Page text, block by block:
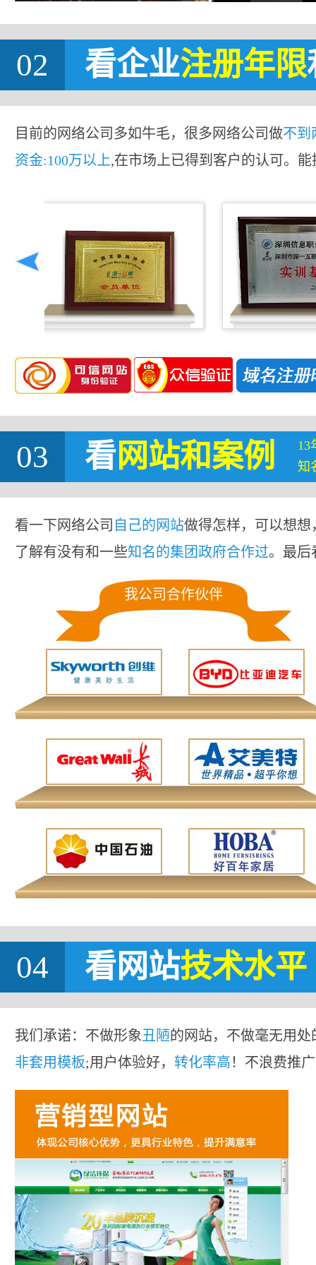
02 看企业注册年限
目前的网络公司多如牛毛，很多网络公司做不到
资金:100万以上,在市场上已得到客户的认可。
03 看网站和案例
13
知
看一下网络公司 自己的网站做得怎样，可以想
了解有没有和一些知名的集团政府合作过。最后
我公司合作伙伴
04 看网站技术水平
我们承诺：不做形象丑陋的网站，不做毫无用处
非套用模板;用户体验好， 转化率高！不浪费推